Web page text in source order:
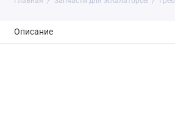
Описание